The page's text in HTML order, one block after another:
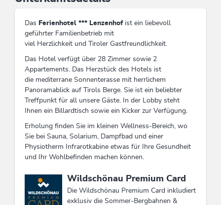
Das Ferienhotel *** Lenzenhof ist ein liebevoll
geführter Familienbetrieb mit
viel Herzlichkeit und Tiroler Gastfreundlichkeit.
Das Hotel verfügt über 28 Zimmer sowie 2
Appartements. Das Herzstück des Hotels ist
die mediterrane Sonnenterasse mit herrlichem
Panoramablick auf Tirols Berge. Sie ist ein beliebter
Treffpunkt für all unsere Gäste. In der Lobby steht
Ihnen ein Billardtisch sowie ein Kicker zur Verfügung.
Erholung finden Sie im kleinen Wellness-Bereich, wo
Sie bei Sauna, Solarium, Dampfbad und einer
Physiotherm Infrarotkabine etwas für Ihre Gesundheit
und Ihr Wohlbefinden machen können.
Diese Unterkunft ist Mitglied von
Wildschönau Premium Card
Die Wildschönau Premium Card inkludiert
exklusiv die Sommer-Bergbahnen &